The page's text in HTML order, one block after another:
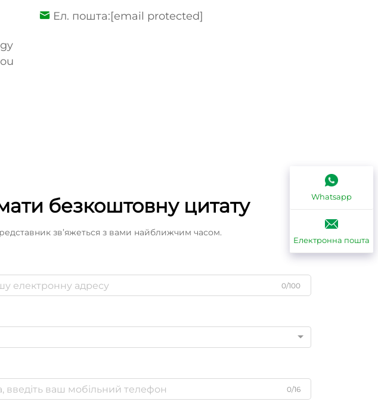
Ел. пошта:[email protected]
безкоштовну цитату
зв’яжеться з вами найближчим часом.
0/100
0/16
Whatsapp
Електронна пошта